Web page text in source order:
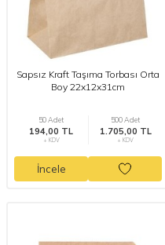
Sapsız Kraft Taşıma Torbası Orta
Boy 22x12x31cm
50 Adet
194,00 TL
+ KDV
500 Adet
1.705,00 TL
+ KDV
İncele